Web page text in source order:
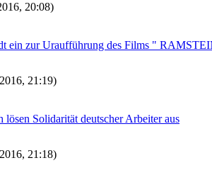
20:08)
ein zur Uraufführung des Films "
21:19)
lösen Solidarität deutscher Arbeiter aus
21:18)